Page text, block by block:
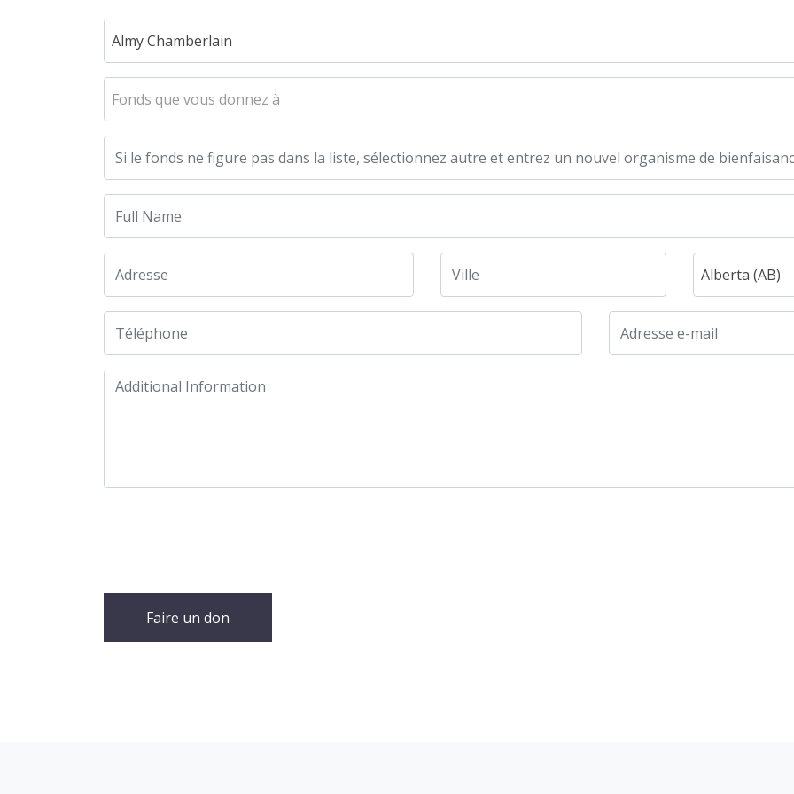
Almy Chamberlain
Fonds que vous donnez à
Alberta (AB)
Faire un don